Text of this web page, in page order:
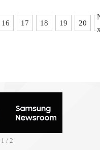
16 17 18 19 20
1 / 2